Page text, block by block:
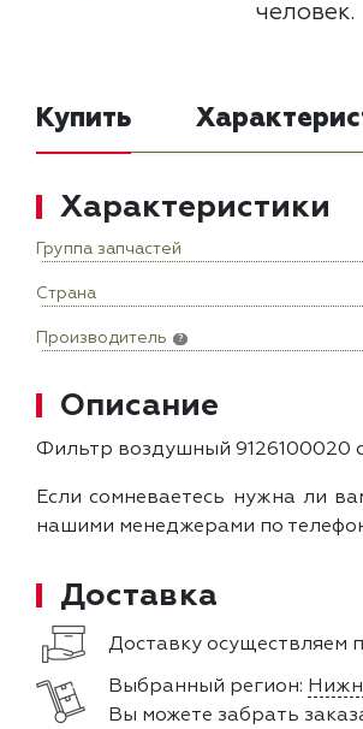
человек.
Купить
Характеристики
Группа запчастей
Страна
Производитель ?
Описание
Фильтр воздушный 9126100020
Если сомневаетесь нужна ли
нашими менеджерами по
Доставка
Доставку осуществляем
Выбранный регион:
Вы можете забрать